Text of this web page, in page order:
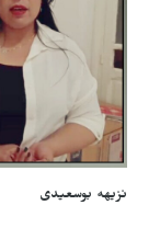
نزیهه بوسعیدی